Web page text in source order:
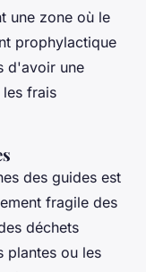
une zone où le
prophylactique
d'avoir une
frais
des guides est
fragile des
déchets
plantes ou les